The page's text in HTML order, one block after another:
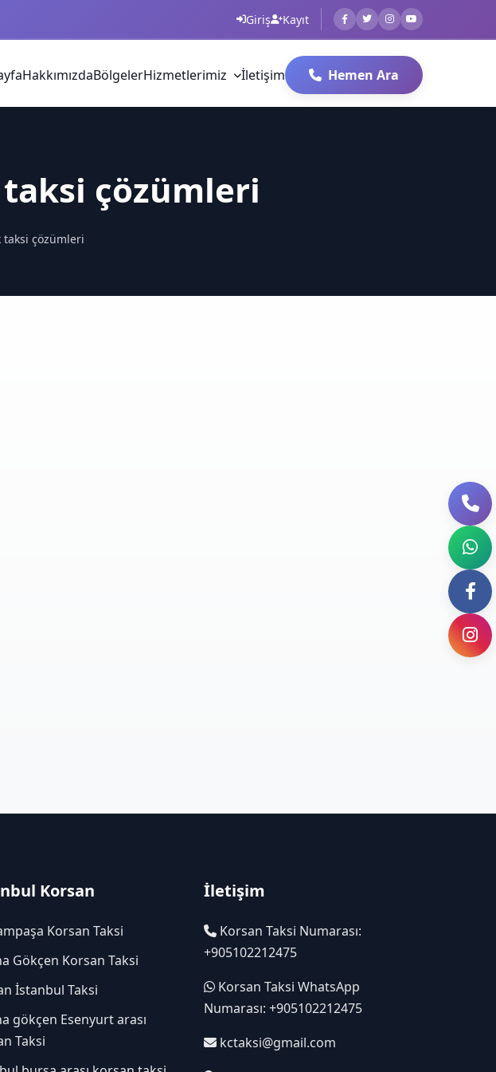
Giriş Kayıt
HakkımızdaBölgelerHizmetlerimiz İletişim Hemen Ara
çözümleri
çözümleri
Korsan
Korsan Taksi
Gökçen Korsan Taksi
İstanbul Taksi
gökçen Esenyurt arası
Taksi
İletişim
Korsan Taksi Numarası:
+905102212475
Korsan Taksi WhatsApp
Numarası: +905102212475
kctaksi@gmail.com